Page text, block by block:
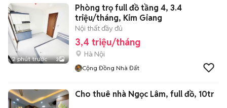
2 phút trước 3
Phòng trọ full đồ tầng 4, 3.4
triệu/tháng, Kim Giang
Nội thất đầy đủ
3,4 triệu/tháng
Hà Nội
Cộng Đồng Nhà Đất
Cho thuê nhà Ngọc Lâm, full đồ, 10tr